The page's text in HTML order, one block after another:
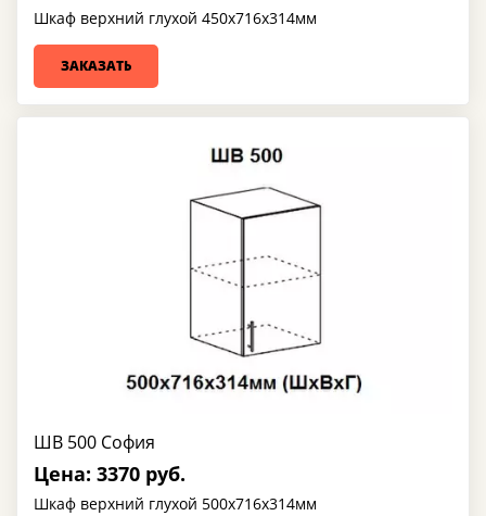
Шкаф верхний глухой 450х716х314мм
ЗАКАЗАТЬ
ШВ 500 София
Цена: 3370 руб.
Шкаф верхний глухой 500х716х314мм